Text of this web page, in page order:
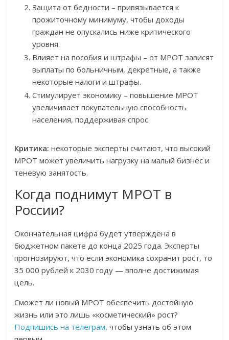
Защита от бедности – привязывается к
прожиточному минимуму, чтобы доходы
граждан не опускались ниже критического
уровня.
Влияет на пособия и штрафы – от МРОТ зависят
выплаты по больничным, декретные, а также
некоторые налоги и штрафы.
Стимулирует экономику – повышение МРОТ
увеличивает покупательную способность
населения, поддерживая спрос.
Критика: некоторые эксперты считают, что высокий
МРОТ может увеличить нагрузку на малый бизнес и
теневую занятость.
Когда поднимут МРОТ в
России?
Окончательная цифра будет утверждена в
бюджетном пакете до конца 2025 года. Эксперты
прогнозируют, что если экономика сохранит рост, то
35 000 рублей к 2030 году — вполне достижимая
цель.
Сможет ли новый МРОТ обеспечить достойную
жизнь или это лишь «косметический» рост?
Подпишись на телеграм, чтобы узнать об этом